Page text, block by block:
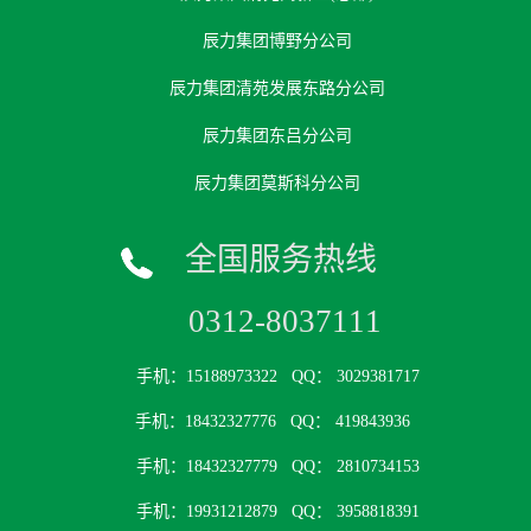
辰力集团博野分公司
辰力集团清苑发展东路分公司
辰力集团东吕分公司
辰力集团莫斯科分公司
全国服务热线
0312-8037111
手机：15188973322 QQ： 3029381717
手机：18432327776 QQ： 419843936
手机：18432327779QQ： 2810734153
手机：19931212879 QQ： 3958818391